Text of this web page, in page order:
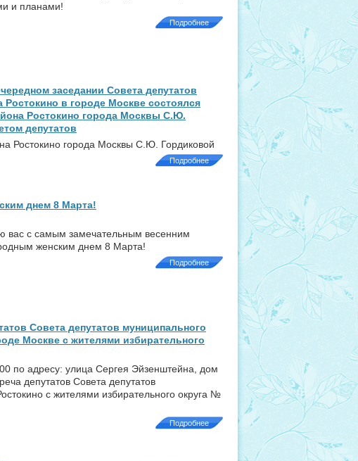
и планами!
Подробнее
заседании Совета депутатов
Ростокино в городе Москве состоялся
Ростокино города Москвы С.Ю.
депутатов
Ростокино города Москвы С.Ю. Гордиковой
Подробнее
днем 8 Марта!
вас с самым замечательным весенним
женским днем 8 Марта!
Подробнее
Совета депутатов муниципального
Москве с жителями избирательного
по адресу: улица Сергея Эйзенштейна, дом
депутатов Совета депутатов
с жителями избирательного округа №
Подробнее